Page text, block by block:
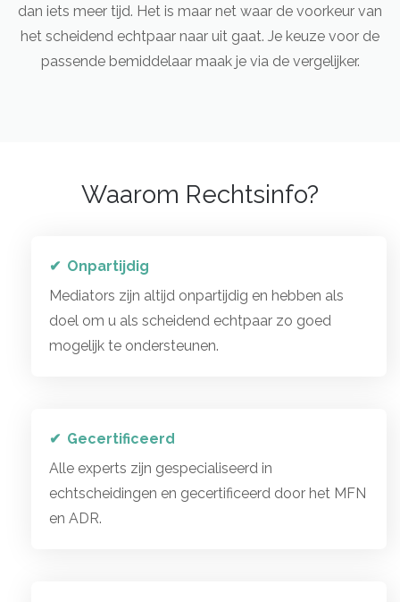
dan iets meer tijd. Het is maar net waar de voorkeur van
het scheidend echtpaar naar uit gaat. Je keuze voor de
passende bemiddelaar maak je via de vergelijker.
Waarom Rechtsinfo?
Onpartijdig
Mediators zijn altijd onpartijdig en hebben als
doel om u als scheidend echtpaar zo goed
mogelijk te ondersteunen.
Gecertificeerd
Alle experts zijn gespecialiseerd in
echtscheidingen en gecertificeerd door het MFN
en ADR.